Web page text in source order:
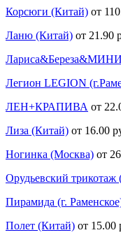
Корсюги (Китай) от
Ланю (Китай) от 21.90
Легион LEGION
ЛЕН+КРАПИВА от
Лиза (Китай) от 16.00
Ногинка (Москва) от
Орудьевский
Пирамида (г.
Полет (Китай) от 15.00